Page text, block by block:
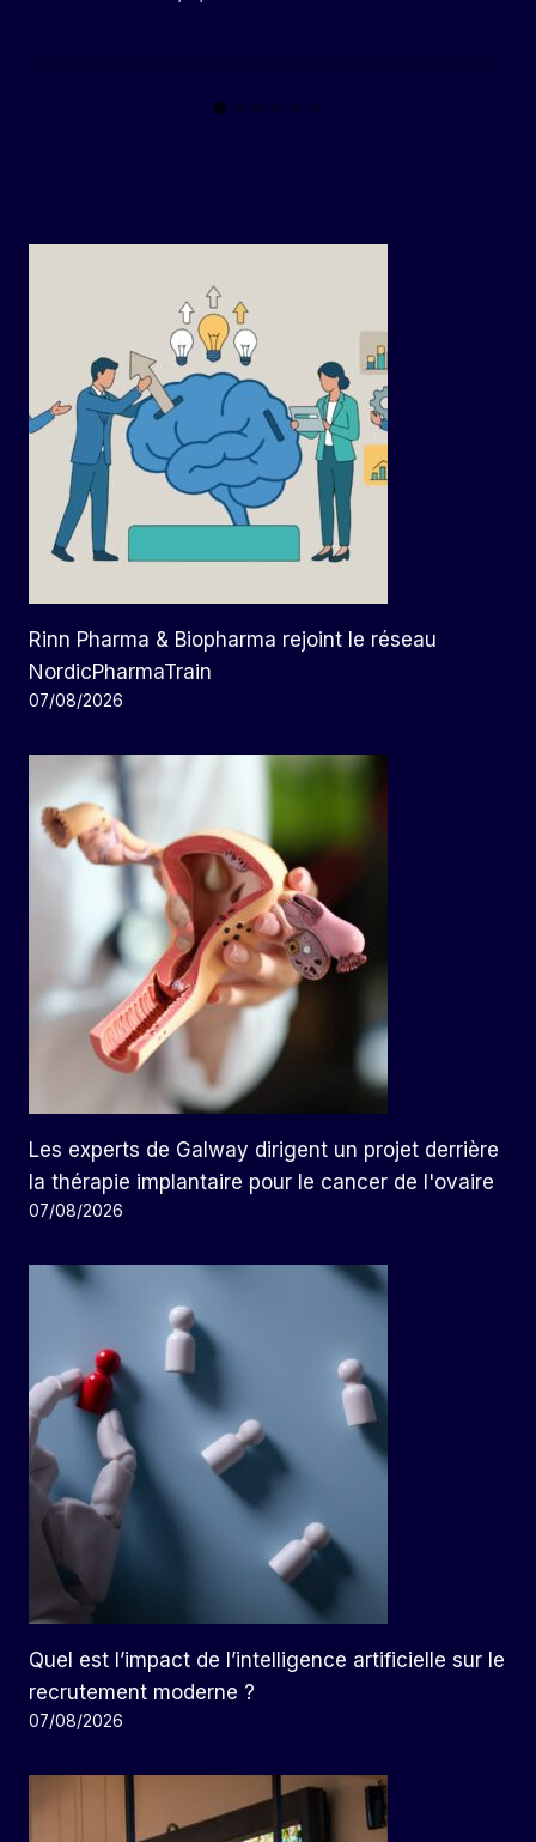
Rinn Pharma & Biopharma rejoint le réseau
NordicPharmaTrain
07/08/2026
Les experts de Galway dirigent un projet derrière
la thérapie implantaire pour le cancer de l'ovaire
07/08/2026
Quel est l’impact de l’intelligence artificielle sur le
recrutement moderne ?
07/08/2026